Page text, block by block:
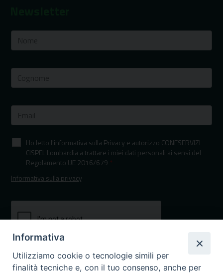
Ho letto l'informativa sulla Privacy e autorizzo CONFSERVIZI
CISPEL Lombardia a trattare i miei dati personali ai sensi del
Regolamento UE 2016/679 *
Informativa sulla privacy
Informativa
Utilizziamo cookie o tecnologie simili per
finalità tecniche e, con il tuo consenso, anche per